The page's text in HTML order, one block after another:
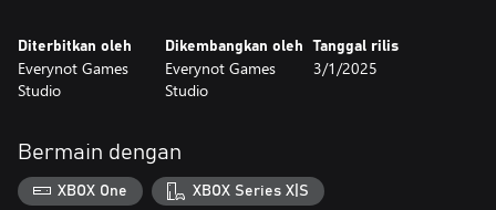
Diterbitkan oleh
Everynot Games
Studio
Dikembangkan oleh
Everynot Games
Studio
Tanggal rilis
3/1/2025
Bermain dengan
XBOX One XBOX Series X|S